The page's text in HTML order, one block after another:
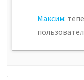
Максим: